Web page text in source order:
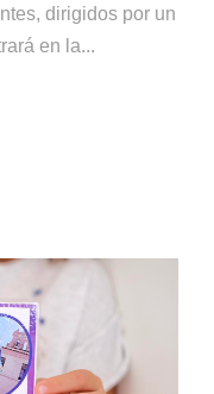
dirigidos por un
en la...